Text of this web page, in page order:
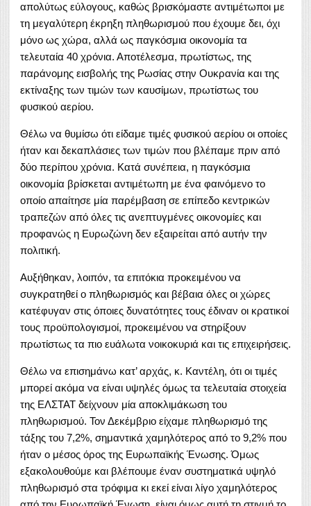
απολύτως εύλογους, καθώς βρισκόμαστε αντιμέτωποι με
τη μεγαλύτερη έκρηξη πληθωρισμού που έχουμε δει, όχι
μόνο ως χώρα, αλλά ως παγκόσμια οικονομία τα
τελευταία 40 χρόνια. Αποτέλεσμα, πρωτίστως, της
παράνομης εισβολής της Ρωσίας στην Ουκρανία και της
εκτίναξης των τιμών των καυσίμων, πρωτίστως του
φυσικού αερίου.
Θέλω να θυμίσω ότι είδαμε τιμές φυσικού αερίου οι οποίες
ήταν και δεκαπλάσιες των τιμών που βλέπαμε πριν από
δύο περίπου χρόνια. Κατά συνέπεια, η παγκόσμια
οικονομία βρίσκεται αντιμέτωπη με ένα φαινόμενο το
οποίο απαίτησε μία παρέμβαση σε επίπεδο κεντρικών
τραπεζών από όλες τις ανεπτυγμένες οικονομίες και
προφανώς η Ευρωζώνη δεν εξαιρείται από αυτήν την
πολιτική.
Αυξήθηκαν, λοιπόν, τα επιτόκια προκειμένου να
συγκρατηθεί ο πληθωρισμός και βέβαια όλες οι χώρες
κατέφυγαν στις όποιες δυνατότητες τους έδιναν οι κρατικοί
τους προϋπολογισμοί, προκειμένου να στηρίξουν
πρωτίστως τα πιο ευάλωτα νοικοκυριά και τις επιχειρήσεις.
Θέλω να επισημάνω κατ’ αρχάς, κ. Καντέλη, ότι οι τιμές
μπορεί ακόμα να είναι υψηλές όμως τα τελευταία στοιχεία
της ΕΛΣΤΑΤ δείχνουν μία αποκλιμάκωση του
πληθωρισμού. Τον Δεκέμβριο είχαμε πληθωρισμό της
τάξης του 7,2%, σημαντικά χαμηλότερος από το 9,2% που
ήταν ο μέσος όρος της Ευρωπαϊκής Ένωσης. Όμως
εξακολουθούμε και βλέπουμε έναν συστηματικά υψηλό
πληθωρισμό στα τρόφιμα κι εκεί είναι λίγο χαμηλότερος